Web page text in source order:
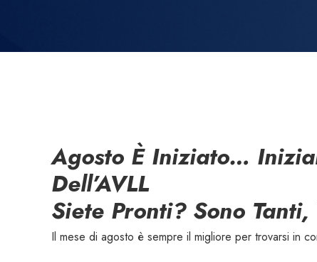
Agosto È Iniziato…
Dell’AVLL
Siete Pronti? Sono
Il mese di agosto è sempre il migliore per trovarsi in